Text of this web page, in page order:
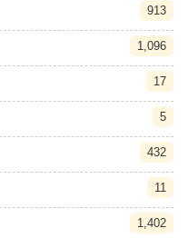
913
1,096
17
5
432
11
1,402